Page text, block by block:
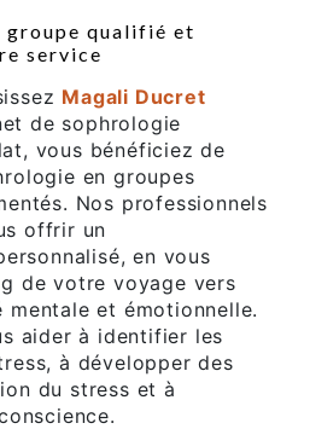
groupe qualifié et
service
Magali Ducret
de sophrologie
vous bénéficiez de
en groupes
Nos professionnels
offrir un
en vous
de votre voyage vers
mentale et émotionnelle.
aider à identifier les
à développer des
du stress et à